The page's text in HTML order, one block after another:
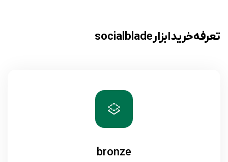
تعرفه خرید ابزار social blade
bronze